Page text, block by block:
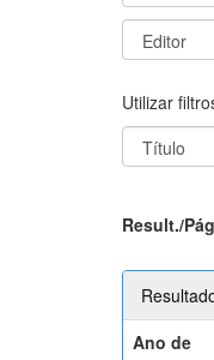
Utilizar
Result./
Ano de